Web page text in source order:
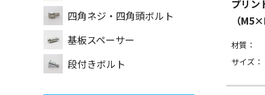
プリン
（
材質：
サイズ：
四角ネジ・四角頭ボルト
基板スペーサー
段付きボルト